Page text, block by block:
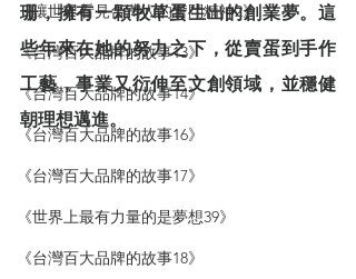
《讓世界看見台灣人的奮鬥精神2》
《台灣百大品牌的故事13》
《台灣百大品牌的故事14》
《台灣百大品牌的故事16》
《台灣百大品牌的故事17》
《世界上最有力量的是夢想39》
《台灣百大品牌的故事18》
珊，擁有一顆牧草蛋生出的創業夢。這
些年來在她的努力之下，從賣蛋到手作
工藝，事業又衍伸至文創領域，並穩健
朝理想邁進。